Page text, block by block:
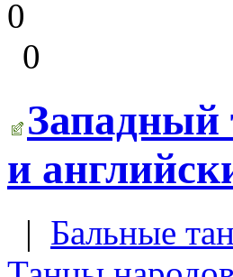
0
0
Западный
и
| Бальные